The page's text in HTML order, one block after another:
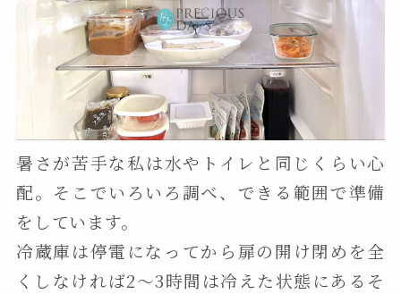
暑さが苦手な私は水やトイレと同じくらい心
配。そこでいろいろ調べ、できる範囲で準備
をしています。
冷蔵庫は停電になってから扉の開け閉めを全
くしなければ2～3時間は冷えた状態にあるそ